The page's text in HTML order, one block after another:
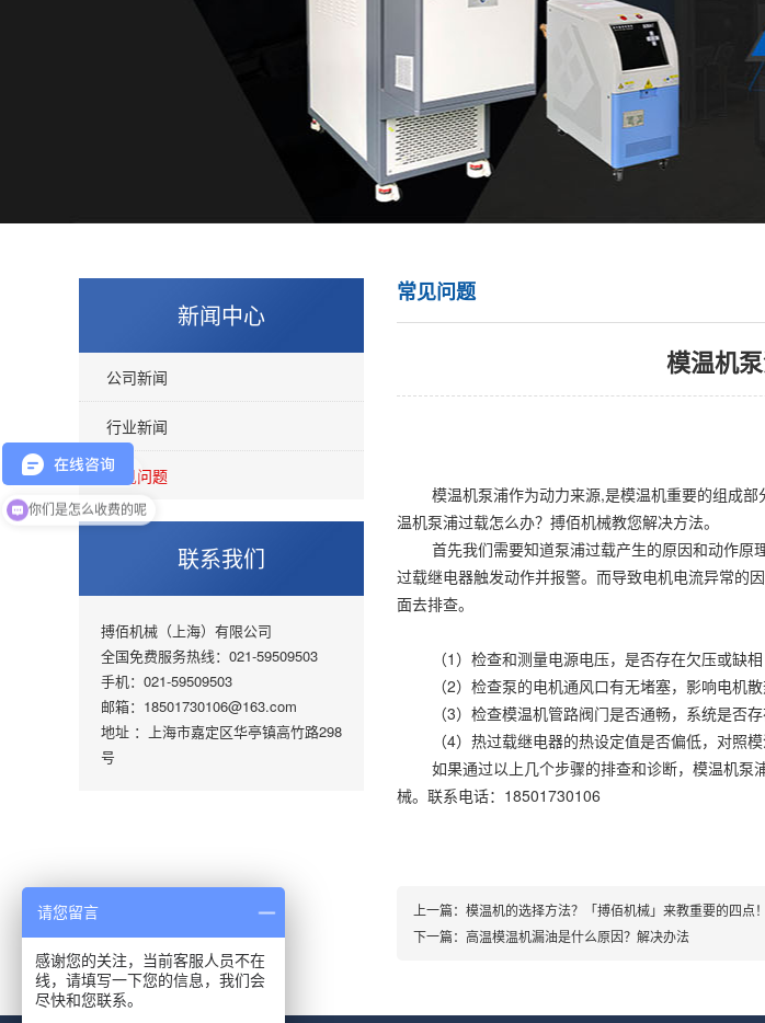
新闻中心
公司新闻
行业新闻
常见问题
联系我们
搏佰机械（上海）有限公司
全国免费服务热线：021-59509503
手机：021-59509503
邮箱：18501730106@163.com
地址 ：上海市嘉定区华亭镇高竹路298
号
常见问题
模温机
	模温机
泵浦作为动力来源,是模温机重要的组成
温机泵浦过载怎么办？搏佰机械教您解决方法。
首先我们需要知道泵浦过载产生的原因和动作
过载继电器触发动作并报警。而导致电机电流异常的
面去排查。
（1）检查和测量电源电压，是否存在欠压或缺相
（2）检查泵的电机通风口有无堵塞，影响电机
（3）检查模温机管路阀门是否通畅，系统是否
（4）热过载继电器的热设定值是否偏低，对照
如果通过以上几个步骤的排查和诊断，模温机
械。联系电话：18501730106
上一篇： 模温机的选择方法？「搏佰机械」来教重要的四点！
下一篇： 高温模温机漏油是什么原因？解决办法
你们是怎么收费的呢
请您留言
感谢您的关注，当前客服人员不在
线，请填写一下您的信息，我们会
尽快和您联系。